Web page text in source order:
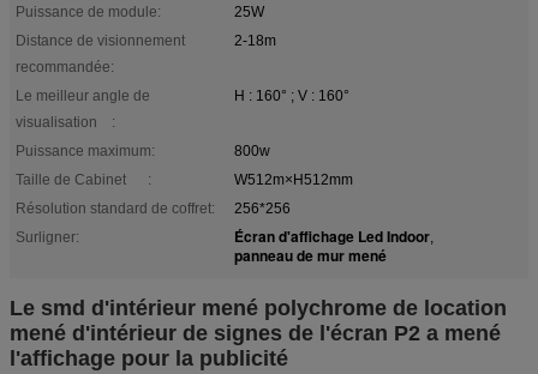
Puissance de module:
25W
Distance de visionnement
recommandée:
2-18m
Le meilleur angle de
visualisation :
H : 160° ; V : 160°
Puissance maximum:
800w
Taille de Cabinet :
W512m×H512mm
Résolution standard de coffret:
256*256
Surligner:
Écran d'affichage Led Indoor,
panneau de mur mené
Le smd d'intérieur mené polychrome de location
mené d'intérieur de signes de l'écran P2 a mené
l'affichage pour la publicité